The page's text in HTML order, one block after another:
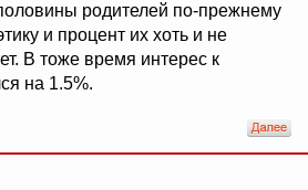
родителей по-прежнему
и процент их хоть и не
В тоже время интерес к
на 1.5%.